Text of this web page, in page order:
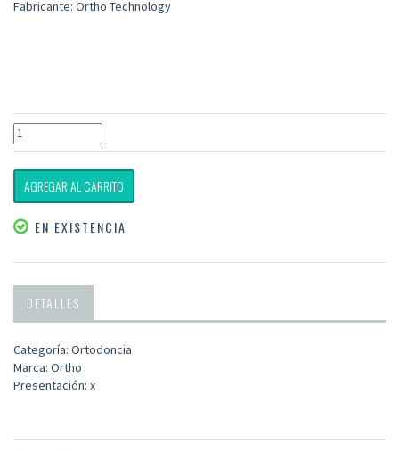
Fabricante: Ortho Technology
AGREGAR AL CARRITO
EN EXISTENCIA
DETALLES
Categoría: Ortodoncia
Marca: Ortho
Presentación: x